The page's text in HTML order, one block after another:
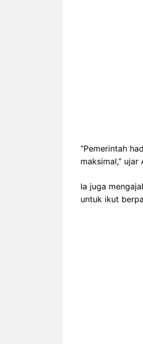
“Pemerintah
maksimal,” ujar
Ia juga
untuk ikut